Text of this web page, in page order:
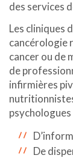
des services
Les cliniques
cancérologie
cancer ou de
de
infirmières
psychologues
De